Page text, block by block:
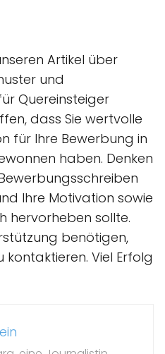
Artikel über
und
Quereinsteiger
dass Sie wertvolle
für Ihre Bewerbung in
haben. Denken
Ihre Motivation sowie
hervorheben sollte.
benötigen,
kontaktieren. Viel Erfolg